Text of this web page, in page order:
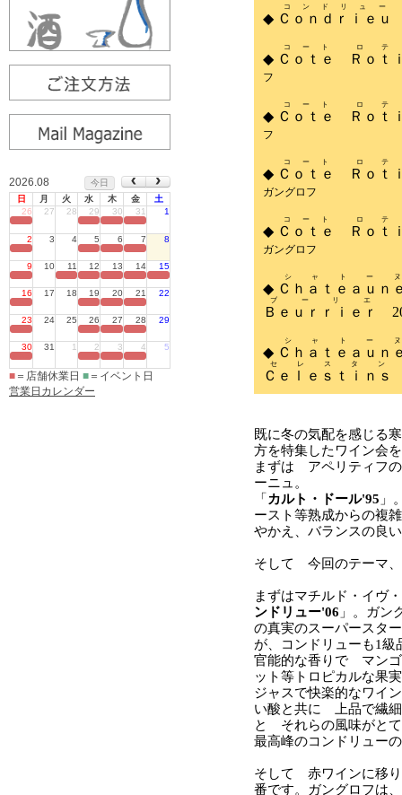
2026.08
今日
日
月 火 水 木 金
土
26
27 28 29 30 31 1
2 3 4 5 6 7 8
9 10 11 12 13 14 15
16 17 18 19 20 21 22
23 24 25 26 27 28 29
30 31 1 2 3 4 5
■ ＝店舗休業日 ■ ＝イベント日
営業日カレンダー